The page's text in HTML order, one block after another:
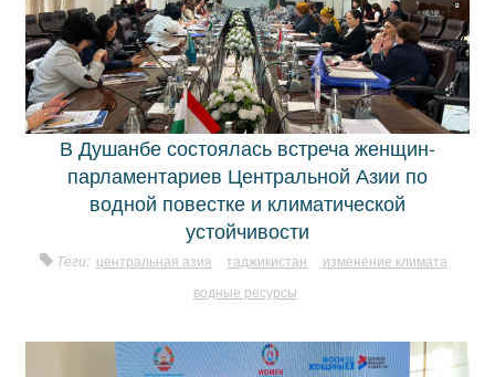
В Душанбе состоялась встреча женщин-
парламентариев Центральной Азии по
водной повестке и климатической
устойчивости
Теги: центральная азия таджикистан
изменение климата
водные ресурсы